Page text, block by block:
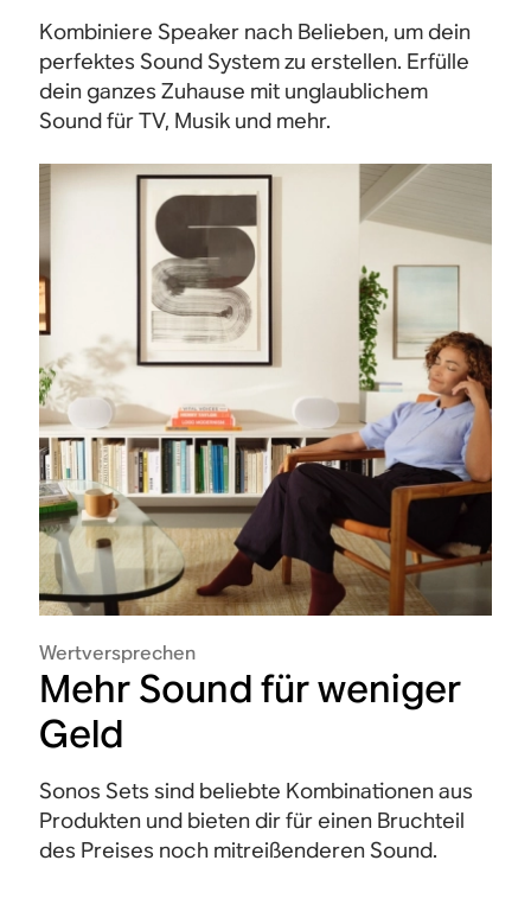
Kombiniere Speaker nach Belieben, um dein
perfektes Sound System zu erstellen. Erfülle
dein ganzes Zuhause mit unglaublichem
Sound für TV, Musik und mehr.
Wertversprechen
Mehr Sound für weniger
Geld
Sonos Sets sind beliebte Kombinationen aus
Produkten und bieten dir für einen Bruchteil
des Preises noch mitreißenderen Sound.